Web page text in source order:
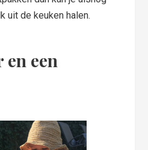
uit de keuken halen.
en een